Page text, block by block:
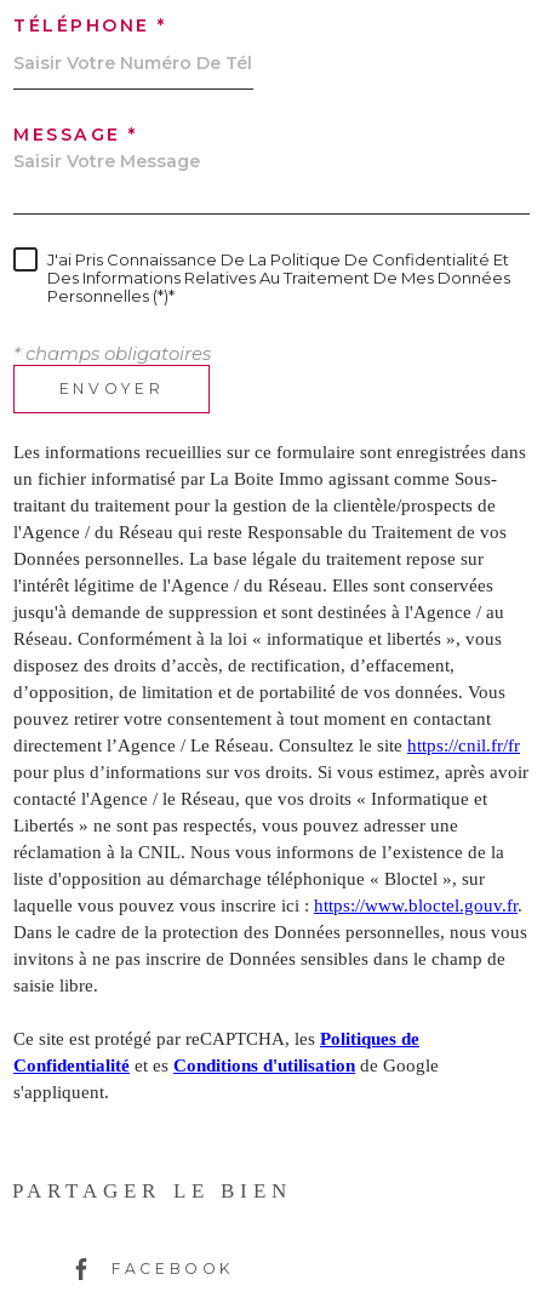
TÉLÉPHONE *
MESSAGE *
J'ai Pris Connaissance De La Politique De Confidentialité Et
Des Informations Relatives Au Traitement De Mes Données
Personnelles (*)*
* champs obligatoires
ENVOYER
Les informations recueillies sur ce formulaire sont enregistrées dans
un fichier informatisé par La Boite Immo agissant comme Sous-
traitant du traitement pour la gestion de la clientèle/prospects de
l'Agence / du Réseau qui reste Responsable du Traitement de vos
Données personnelles. La base légale du traitement repose sur
l'intérêt légitime de l'Agence / du Réseau. Elles sont conservées
jusqu'à demande de suppression et sont destinées à l'Agence / au
Réseau. Conformément à la loi « informatique et libertés », vous
disposez des droits d’accès, de rectification, d’effacement,
d’opposition, de limitation et de portabilité de vos données. Vous
pouvez retirer votre consentement à tout moment en contactant
directement l’Agence / Le Réseau. Consultez le site https://cnil.fr/fr
pour plus d’informations sur vos droits. Si vous estimez, après avoir
contacté l'Agence / le Réseau, que vos droits « Informatique et
Libertés » ne sont pas respectés, vous pouvez adresser une
réclamation à la CNIL. Nous vous informons de l’existence de la
liste d'opposition au démarchage téléphonique « Bloctel », sur
laquelle vous pouvez vous inscrire ici : https://www.bloctel.gouv.fr.
Dans le cadre de la protection des Données personnelles, nous vous
invitons à ne pas inscrire de Données sensibles dans le champ de
saisie libre.
Ce site est protégé par reCAPTCHA, les Politiques de
Confidentialité et es Conditions d'utilisation de Google
s'appliquent.
PARTAGER LE BIEN
FACEBOOK